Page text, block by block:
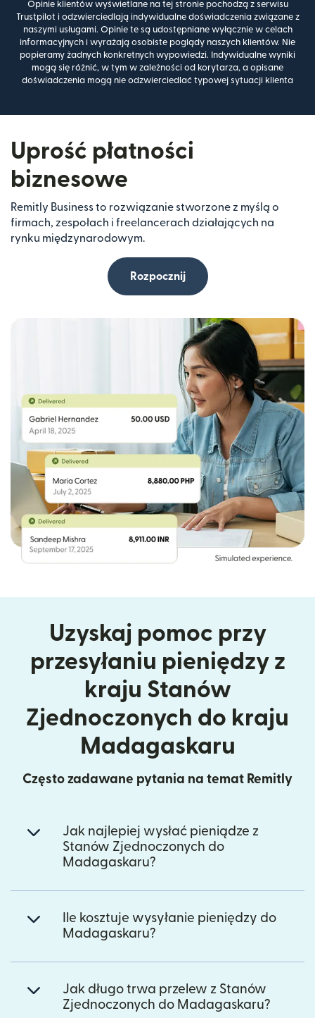
Opinie klientów wyświetlane na tej stronie pochodzą z serwisu
Trustpilot i odzwierciedlają indywidualne doświadczenia związane z
naszymi usługami. Opinie te są udostępniane wyłącznie w celach
informacyjnych i wyrażają osobiste poglądy naszych klientów. Nie
popieramy żadnych konkretnych wypowiedzi. Indywidualne wyniki
mogą się różnić, w tym w zależności od korytarza, a opisane
doświadczenia mogą nie odzwierciedlać typowej sytuacji klienta
Uprość płatności
biznesowe
Remitly Business to rozwiązanie stworzone z myślą o
firmach, zespołach i freelancerach działających na
rynku międzynarodowym.
Rozpocznij
Uzyskaj pomoc przy
przesyłaniu pieniędzy z
kraju Stanów
Zjednoczonych do kraju
Madagaskaru
Często zadawane pytania na temat Remitly
Jak najlepiej wysłać pieniądze z
Stanów Zjednoczonych do
Madagaskaru?
Ile kosztuje wysyłanie pieniędzy do
Madagaskaru?
Jak długo trwa przelew z Stanów
Zjednoczonych do Madagaskaru?